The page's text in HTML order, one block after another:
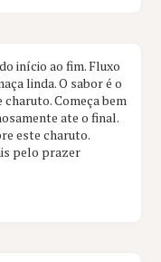
início ao fim. Fluxo
linda. O sabor é o
Começa bem
ate o final.
este charuto.
pelo prazer